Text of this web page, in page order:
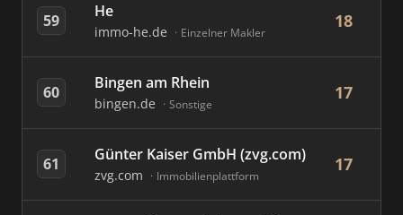
59 He
immo-he.de Einzelner Makler
18
60 Bingen am Rhein
bingen.de Sonstige
17
61 Günter Kaiser GmbH (zvg.com)
zvg.com Immobilienplattform
17